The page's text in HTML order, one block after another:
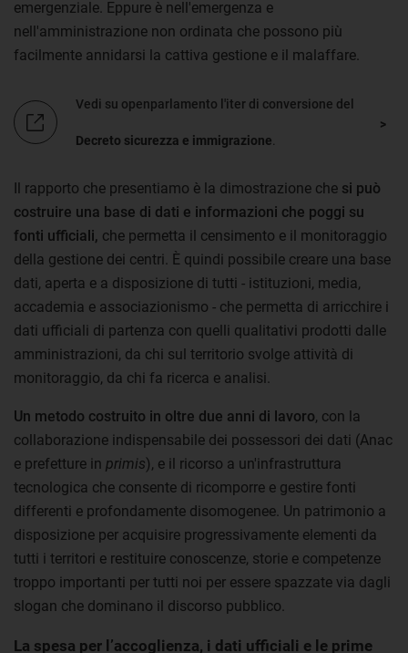
emergenziale. Eppure è nell'emergenza e
nell'amministrazione non ordinata che possono più
facilmente annidarsi la cattiva gestione e il malaffare.
Vedi su openparlamento l'iter di conversione del
Decreto sicurezza e immigrazione
Il rapporto che presentiamo è la dimostrazione che si può
costruire una base di dati e informazioni che poggi su
fonti ufficiali, che permetta il censimento e il monitoraggio
della gestione dei centri. È quindi possibile creare una base
dati, aperta e a disposizione di tutti - istituzioni, media,
accademia e associazionismo - che permetta di arricchire i
dati ufficiali di partenza con quelli qualitativi prodotti dalle
amministrazioni, da chi sul territorio svolge attività di
monitoraggio, da chi fa ricerca e analisi.
Un metodo costruito in oltre due anni di lavoro, con la
collaborazione indispensabile dei possessori dei dati (Anac
e prefetture in primis), e il ricorso a un'infrastruttura
tecnologica che consente di ricomporre e gestire fonti
differenti e profondamente disomogenee. Un patrimonio a
disposizione per acquisire progressivamente elementi da
tutti i territori e restituire conoscenze, storie e competenze
troppo importanti per tutti noi per essere spazzate via dagli
slogan che dominano il discorso pubblico.
La spesa per l’accoglienza, i dati ufficiali e le prime